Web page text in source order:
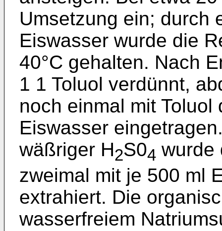
Umsetzung ein; durch
Eiswasser wurde die
40°C gehalten. Nach
1 1 Toluol verdünnt,
noch einmal mit
Eiswasser
wäßriger H2S04 wurde
zweimal mit je 500 ml
extrahiert. Die
wasserfreiem